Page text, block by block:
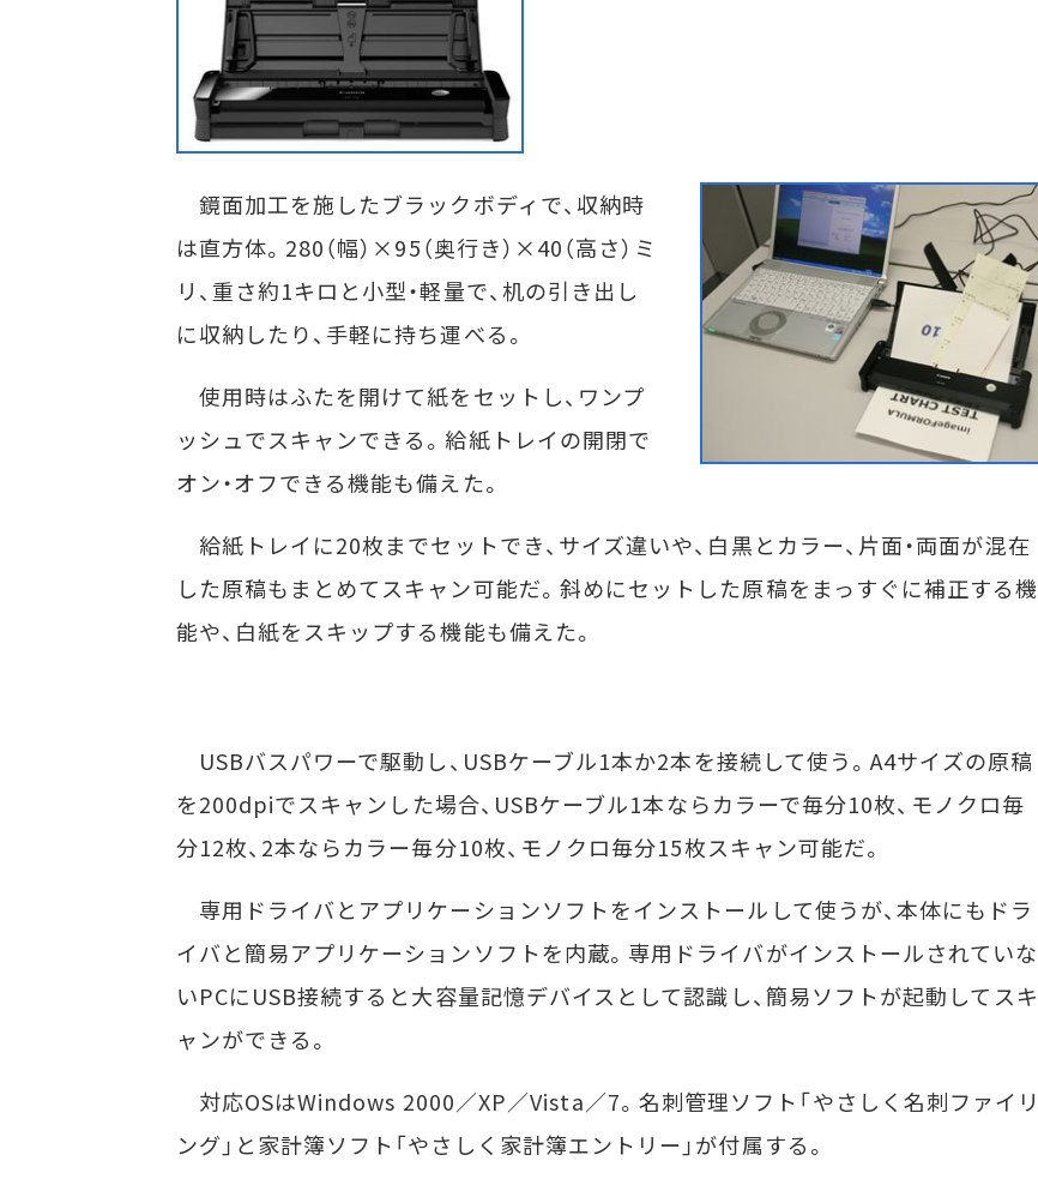
鏡面加工を施したブラックボディで、収納時
は直方体。280（幅）×95（奥行き）×40（高さ）ミ
リ、重さ約1キロと小型・軽量で、机の引き出し
に収納したり、手軽に持ち運べる。
使用時はふたを開けて紙をセットし、ワンプ
ッシュでスキャンできる。給紙トレイの開閉で
オン・オフできる機能も備えた。
給紙トレイに20枚までセットでき、サイズ違いや、白黒とカラー、片面・両面が混在
した原稿もまとめてスキャン可能だ。斜めにセットした原稿をまっすぐに補正する機
能や、白紙をスキップする機能も備えた。
USBバスパワーで駆動し、USBケーブル1本か2本を接続して使う。A4サイズの原稿
を200dpiでスキャンした場合、USBケーブル1本ならカラーで毎分10枚、モノクロ毎
分12枚、2本ならカラー毎分10枚、モノクロ毎分15枚スキャン可能だ。
専用ドライバとアプリケーションソフトをインストールして使うが、本体にもドラ
イバと簡易アプリケーションソフトを内蔵。専用ドライバがインストールされていな
いPCにUSB接続すると大容量記憶デバイスとして認識し、簡易ソフトが起動してスキ
ャンができる。
対応OSはWindows 2000／XP／Vista／7。名刺管理ソフト「やさしく名刺ファイリ
ング」と家計簿ソフト「やさしく家計簿エントリー」が付属する。